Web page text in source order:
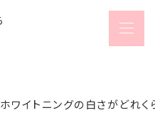
ホワイトニングの白さがどれく